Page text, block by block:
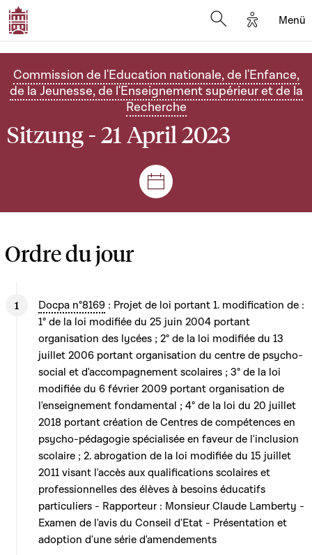
Options
Menü
Commission de l'Education nationale, de l'Enfance,
de la Jeunesse, de l'Enseignement supérieur et de la
Recherche
Sitzung - 21 April 2023
Plenar- und
Ordre du jour
Docpa n°8169 : Projet de loi portant 1. modification de :
1° de la loi modifiée du 25 juin 2004 portant
organisation des lycées ; 2° de la loi modifiée du 13
juillet 2006 portant organisation du centre de psycho-
social et d'accompagnement scolaires ; 3° de la loi
modifiée du 6 février 2009 portant organisation de
l'enseignement fondamental ; 4° de la loi du 20 juillet
2018 portant création de Centres de compétences en
psycho-pédagogie spécialisée en faveur de l'inclusion
scolaire ; 2. abrogation de la loi modifiée du 15 juillet
2011 visant l'accès aux qualifications scolaires et
professionnelles des élèves à besoins éducatifs
particuliers - Rapporteur : Monsieur Claude Lamberty -
Examen de l'avis du Conseil d'Etat - Présentation et
adoption d'une série d'amendements